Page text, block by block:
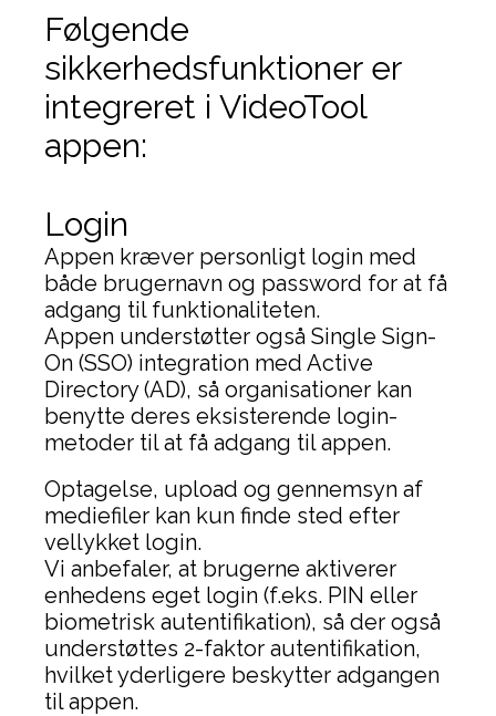
Følgende
sikkerhedsfunktioner er
integreret i VideoTool
appen:
Login
Appen kræver personligt login med
både brugernavn og password for at få
adgang til funktionaliteten.
Appen understøtter også Single Sign-
On (SSO) integration med Active
Directory (AD), så organisationer kan
benytte deres eksisterende login-
metoder til at få adgang til appen.
Optagelse, upload og gennemsyn af
mediefiler kan kun finde sted efter
vellykket login.
Vi anbefaler, at brugerne aktiverer
enhedens eget login (f.eks. PIN eller
biometrisk autentifikation), så der også
understøttes 2-faktor autentifikation,
hvilket yderligere beskytter adgangen
til appen.